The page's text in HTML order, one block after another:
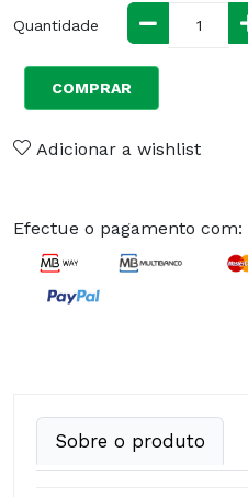
Quantidade
COMPRAR
Adicionar a wishlist
Efectue o pagamento com:
Sobre o produto